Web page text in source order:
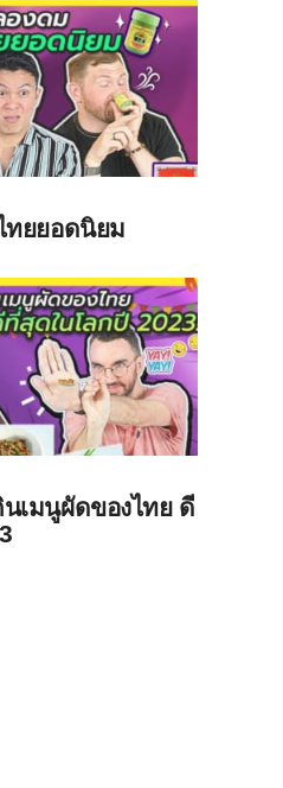
ทยยอดนิยม
เมนูผัดของไทย ดี